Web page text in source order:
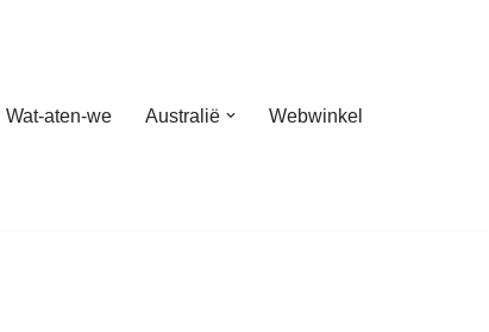
Wat-aten-we Australië Webwinkel